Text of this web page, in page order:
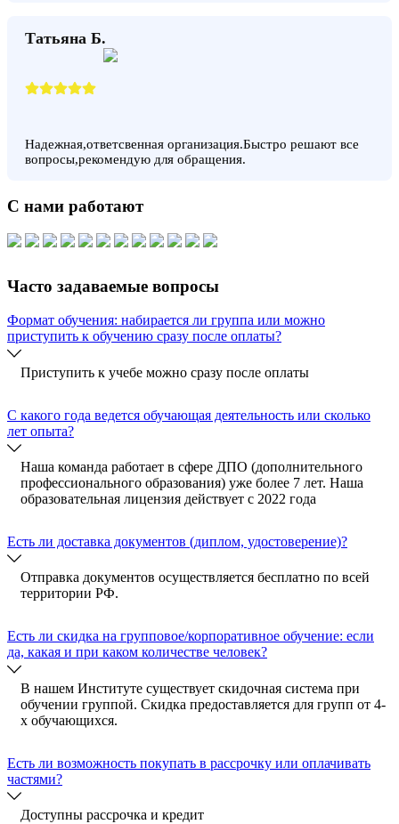
Татьяна Б.
Надежная,ответсвенная организация.Быстро решают все
вопросы,рекомендую для обращения.
С нами работают
Часто задаваемые вопросы
Формат обучения: набирается ли группа или можно
приступить к обучению сразу после оплаты?
Приступить к учебе можно сразу после оплаты
C какого года ведется обучающая деятельность или сколько
лет опыта?
Наша команда работает в сфере ДПО (дополнительного
профессионального образования) уже более 7 лет. Наша
образовательная лицензия действует с 2022 года
Есть ли доставка документов (диплом, удостоверение)?
Отправка документов осуществляется бесплатно по всей
территории РФ.
Есть ли скидка на групповое/корпоративное обучение: если
да, какая и при каком количестве человек?
В нашем Институте существует скидочная система при
обучении группой. Скидка предоставляется для групп от 4-
х обучающихся.
Есть ли возможность покупать в рассрочку или оплачивать
частями?
Доступны рассрочка и кредит